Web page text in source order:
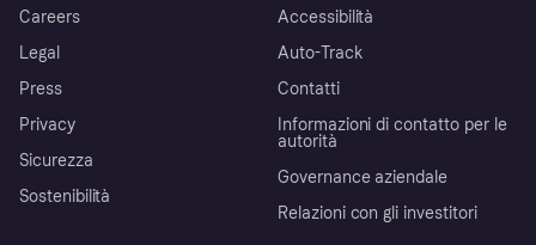
Careers
Legal
Press
Privacy
Sicurezza
Sostenibilità
Accessibilità
Auto-Track
Contatti
Informazioni di contatto per le
autorità
Governance aziendale
Relazioni con gli investitori